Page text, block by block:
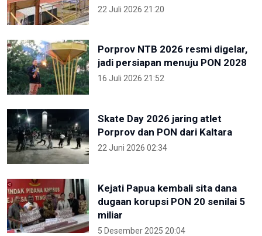
22 Juli 2026 21:20
Porprov NTB 2026 resmi digelar,
jadi persiapan menuju PON 2028
16 Juli 2026 21:52
Skate Day 2026 jaring atlet
Porprov dan PON dari Kaltara
22 Juni 2026 02:34
Kejati Papua kembali sita dana
dugaan korupsi PON 20 senilai 5
miliar
5 Desember 2025 20:04